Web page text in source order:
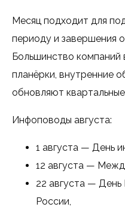
Месяц подходит для
периоду и завершения
Большинство компаний
планёрки, внутренние
обновляют
Инфоповоды августа:
1 августа — День
12 августа —
22 августа — День
России,